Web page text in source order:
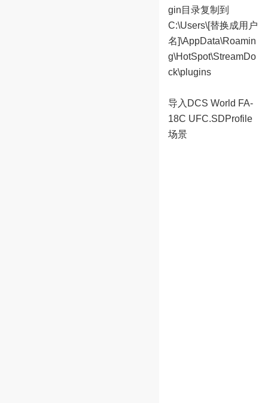
gin目录复制到
C:\Users\[替换成用户
名]\AppData\Roamin
g\HotSpot\StreamDo
ck\plugins
导入DCS World FA-
18C UFC.SDProfile
场景